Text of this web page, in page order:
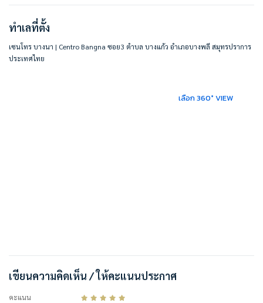
ที่ตั้ง :
111 ซอย3 ตำบล บางแก้ว อำเภอบางพลี สมุทรปราการ 10540
ทำเลที่ตั้ง
เซนโทร บางนา | Centro Bangna ซอย3 ตำบล บางแก้ว อำเภอบางพลี สมุทรปราการ
ประเทศไทย
เลือก 360° VIEW
เขียนความคิดเห็น / ให้คะแนนประกาศ
คะแนน